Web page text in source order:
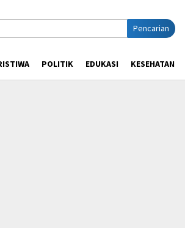
Pencarian
POLITIK EDUKASI KESEHATAN